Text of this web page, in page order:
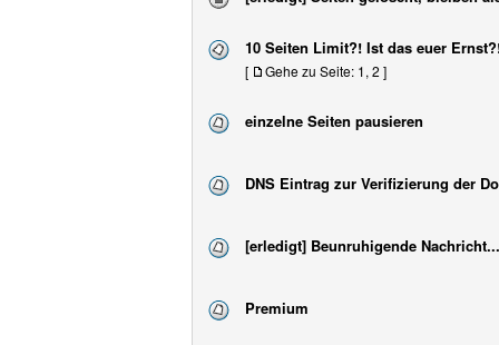
10 Seiten Limit?! Ist das euer
[ Gehe zu Seite: 1, 2 ]
einzelne Seiten pausieren
DNS Eintrag zur Verifizierung der
[erledigt] Beunruhigende
Premium